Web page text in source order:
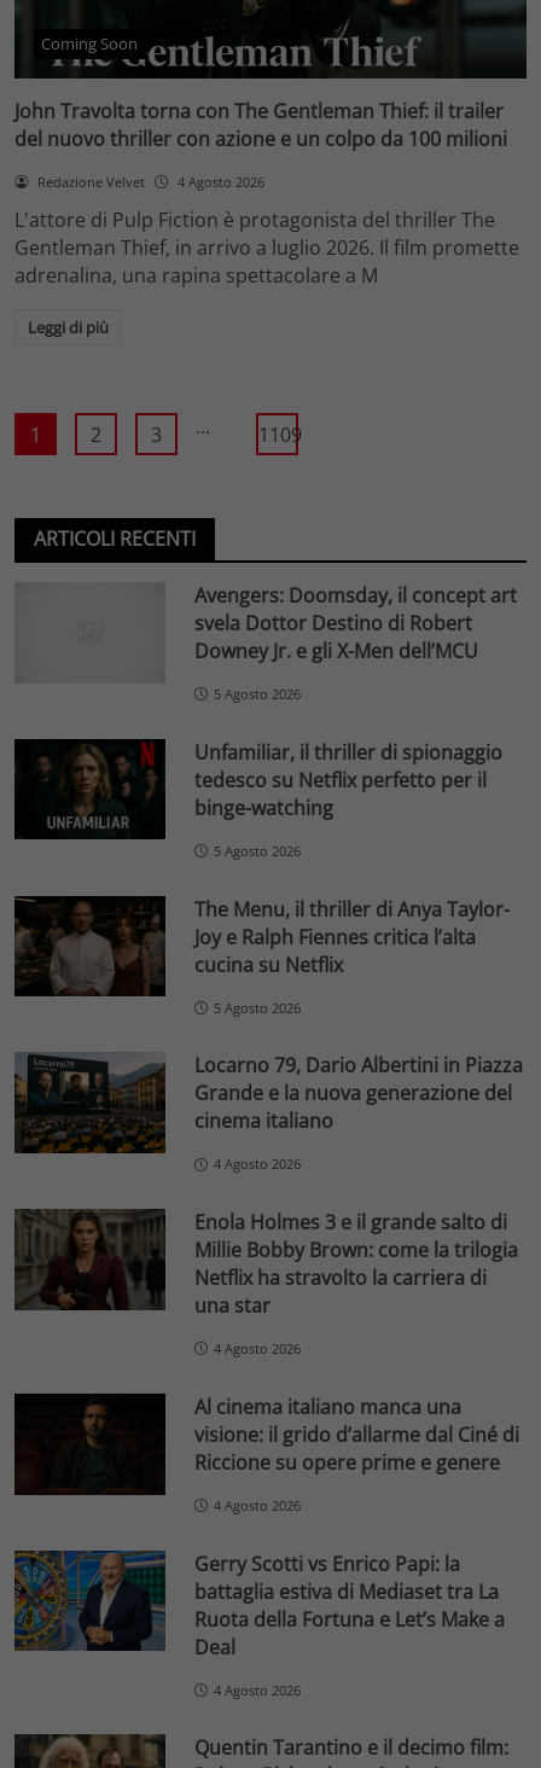
Coming Soon
John Travolta torna con The Gentleman Thief: il trailer
del nuovo thriller con azione e un colpo da 100 milioni
Redazione Velvet 4 Agosto 2026
L'attore di Pulp Fiction è protagonista del thriller The
Gentleman Thief, in arrivo a luglio 2026. Il film promette
adrenalina, una rapina spettacolare a M
Leggi di più
1 2 3 ... 1109
ARTICOLI RECENTI
Avengers: Doomsday, il concept art
svela Dottor Destino di Robert
Downey Jr. e gli X-Men dell’MCU
5 Agosto 2026
Unfamiliar, il thriller di spionaggio
tedesco su Netflix perfetto per il
binge-watching
5 Agosto 2026
The Menu, il thriller di Anya Taylor-
Joy e Ralph Fiennes critica l’alta
cucina su Netflix
5 Agosto 2026
Locarno 79, Dario Albertini in Piazza
Grande e la nuova generazione del
cinema italiano
4 Agosto 2026
Enola Holmes 3 e il grande salto di
Millie Bobby Brown: come la trilogia
Netflix ha stravolto la carriera di
una star
4 Agosto 2026
Al cinema italiano manca una
visione: il grido d’allarme dal Ciné di
Riccione su opere prime e genere
4 Agosto 2026
Gerry Scotti vs Enrico Papi: la
battaglia estiva di Mediaset tra La
Ruota della Fortuna e Let’s Make a
Deal
4 Agosto 2026
Quentin Tarantino e il decimo film: